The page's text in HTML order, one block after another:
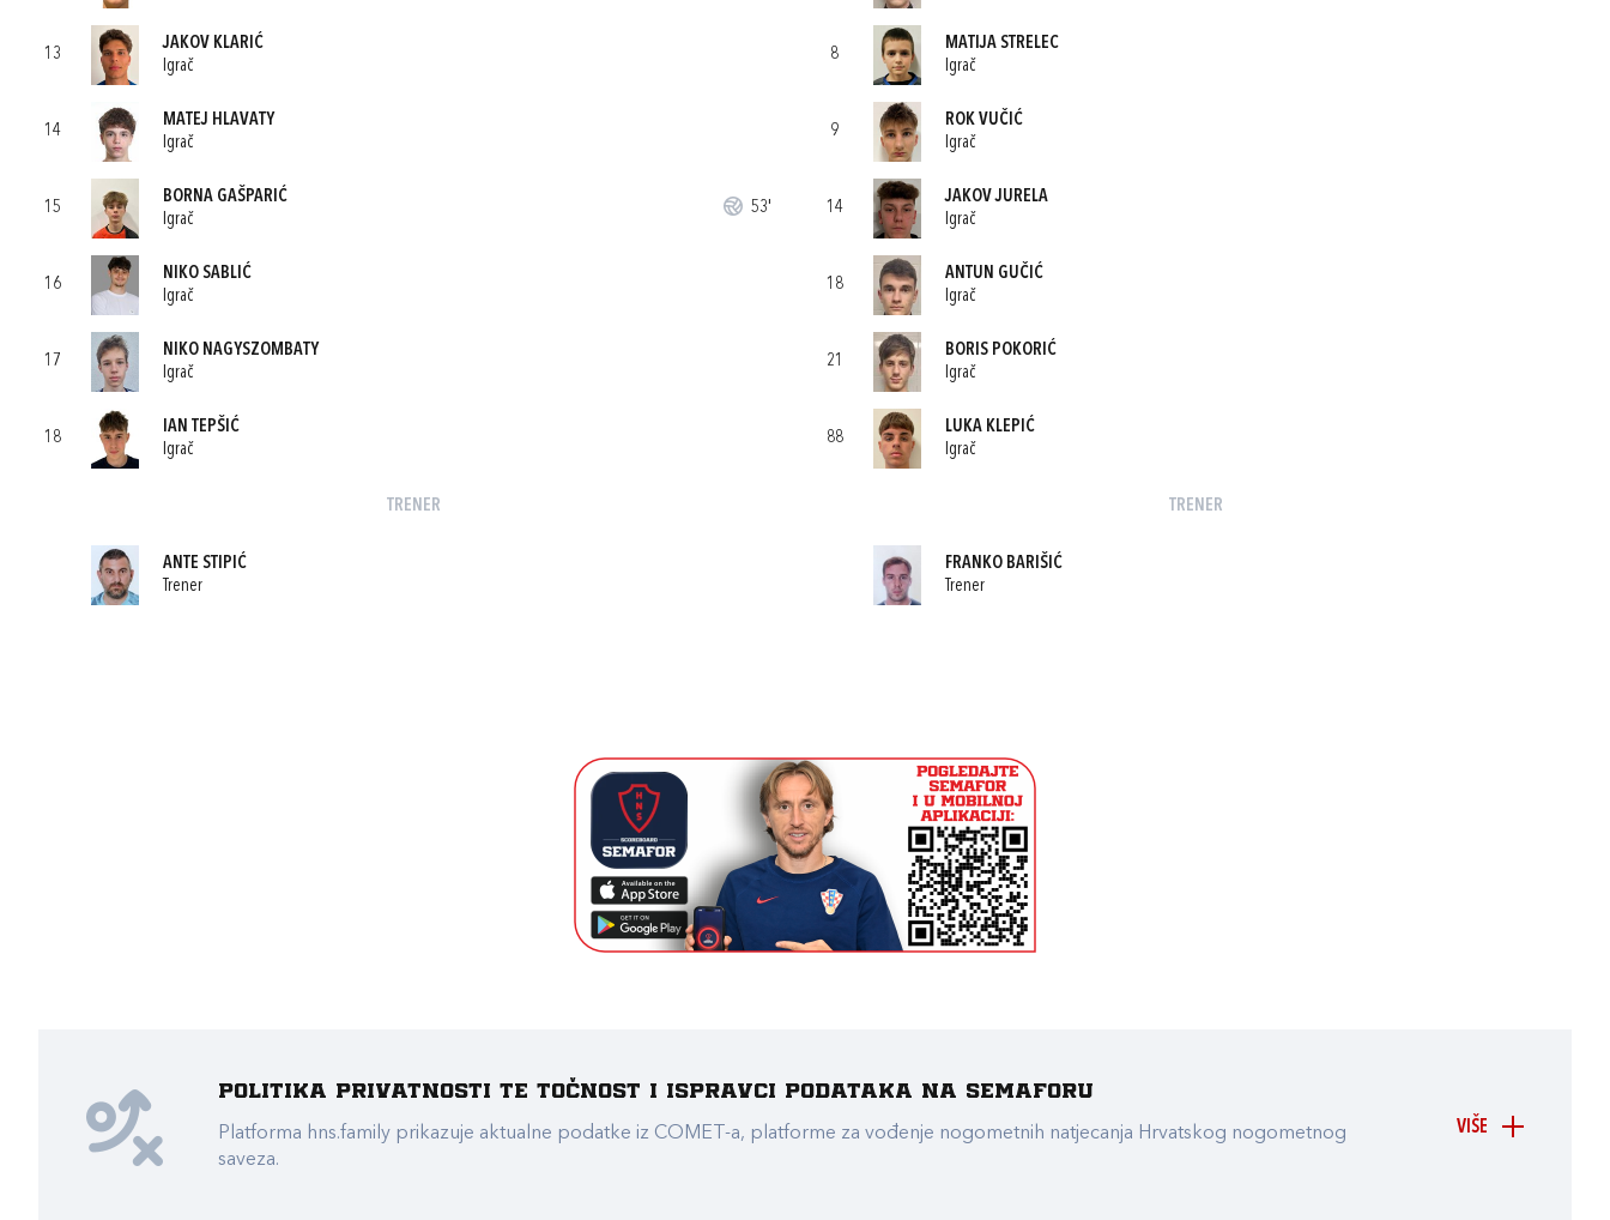
13
JAKOV KLARIĆ
Igrač
14
MATEJ HLAVATY
Igrač
15
BORNA GAŠPARIĆ
Igrač
53'
16
NIKO SABLIĆ
Igrač
17
NIKO NAGYSZOMBATY
Igrač
18
IAN TEPŠIĆ
Igrač
TRENER
ANTE STIPIĆ
Trener
8
MATIJA STRELEC
Igrač
9
ROK VUČIĆ
Igrač
14
JAKOV JURELA
Igrač
18
ANTUN GUČIĆ
Igrač
21
BORIS POKORIĆ
Igrač
88
LUKA KLEPIĆ
Igrač
TRENER
FRANKO BARIŠIĆ
Trener
VIŠE
Politika privatnosti te točnost i ispravci podataka na Semaforu
Platforma hns.family prikazuje aktualne podatke iz COMET-a, platforme za vođenje nogometnih natjecanja Hrvatskog nogometnog
saveza.